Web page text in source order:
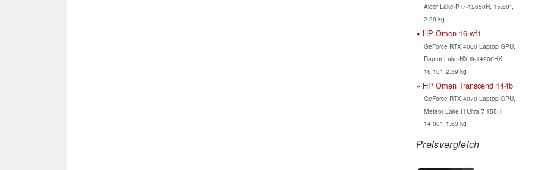
Alder Lake-P i7-12650H, 15.60",
2.29 kg
HP Omen 16-wf1
GeForce RTX 4060 Laptop GPU,
Raptor Lake-HX i9-14900HX,
16.10", 2.39 kg
HP Omen Transcend 14-fb
GeForce RTX 4070 Laptop GPU,
Meteor Lake-H Ultra 7 155H,
14.00", 1.63 kg
Preisvergleich